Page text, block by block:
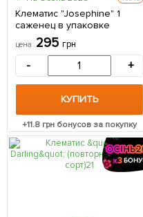
Клематис "Josephine" 1
саженец в упаковке
цена 295 грн
- +
КУПИТЬ
+11.8 грн бонусов за покупку